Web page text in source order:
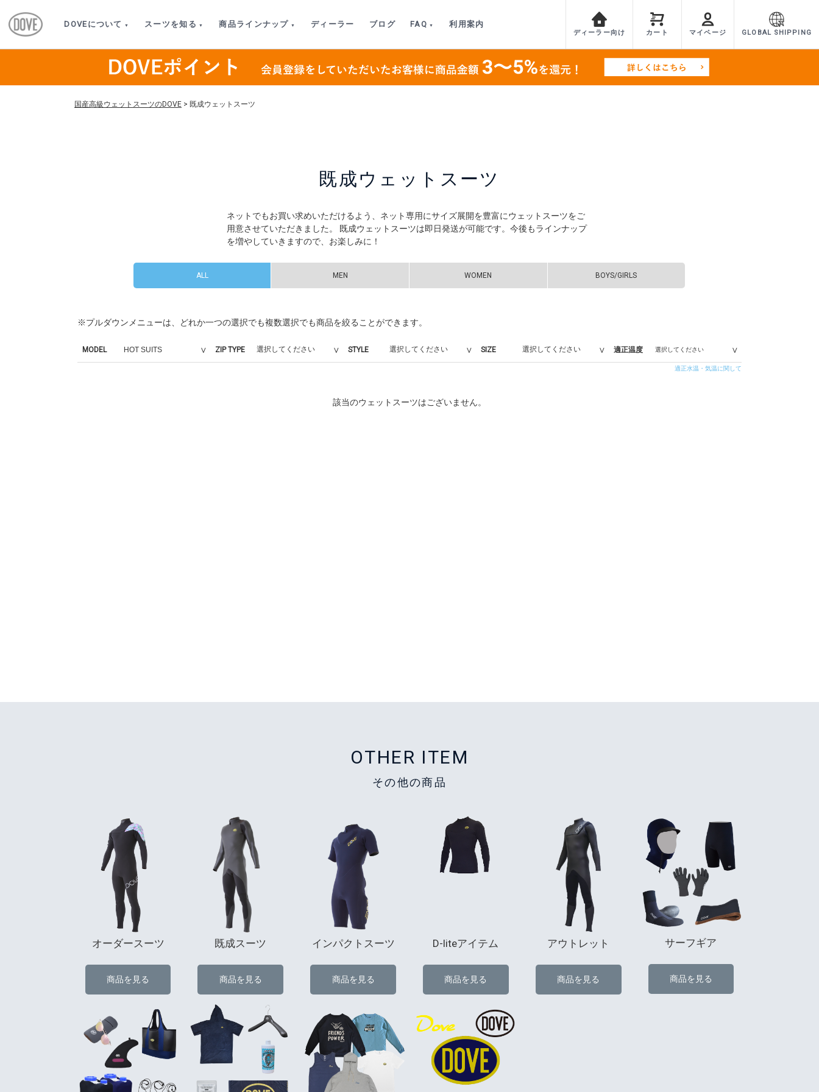
DOVEについて スーツを知る 商品ラインナップ ディーラー ブログ FAQ 利用案内
ディーラー向け カート マイページ GLOBAL SHIPPING
国産高級ウェットスーツのDOVE > 既成ウェットスーツ
既成ウェットスーツ
ネットでもお買い求めいただけるよう、ネット専用にサイズ展開を豊富にウェットスーツをご
用意させていただきました。 既成ウェットスーツは即日発送が可能です。今後もラインナップ
を増やしていきますので、お楽しみに！
ALL MEN WOMEN BOYS/GIRLS
※プルダウンメニューは、どれか一つの選択でも複数選択でも商品を絞ることができます。
MODEL ZIP TYPE STYLE SIZE 適正温度
適正水温・気温に関して
該当のウェットスーツはございません。
OTHER ITEM
その他の商品
オーダースーツ
商品を見る
既成スーツ
商品を見る
インパクトスーツ
商品を見る
D-liteアイテム
商品を見る
アウトレット
商品を見る
サーフギア
商品を見る